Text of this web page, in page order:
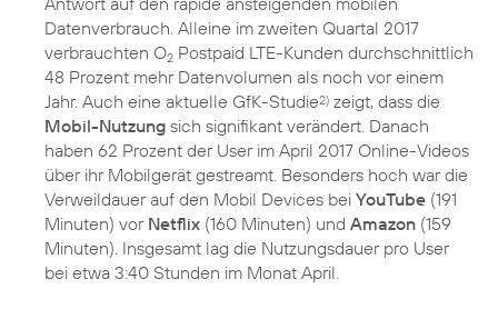
Datenverbrauch. Alleine im zweiten Quartal 2017
verbrauchten O2 Postpaid LTE-Kunden durchschnittlich
48 Prozent mehr Datenvolumen als noch vor einem
Jahr. Auch eine aktuelle GfK-Studie2) zeigt, dass die
Mobil-Nutzung sich signifikant verändert. Danach
haben 62 Prozent der User im April 2017 Online-Videos
über ihr Mobilgerät gestreamt. Besonders hoch war die
Verweildauer auf den Mobil Devices bei YouTube (191
Minuten) vor Netflix (160 Minuten) und Amazon (159
Minuten). Insgesamt lag die Nutzungsdauer pro User
bei etwa 3:40 Stunden im Monat April.